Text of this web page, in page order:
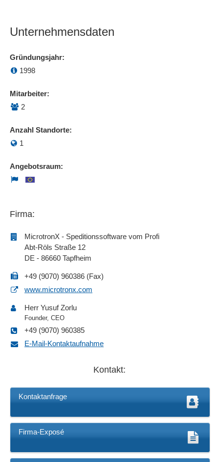
Unternehmensdaten
Gründungsjahr:
1998
Mitarbeiter:
2
Anzahl Standorte:
1
Angebotsraum:
Firma:
MicrotronX - Speditionssoftware vom Profi
Abt-Röls Straße 12
DE - 86660 Tapfheim
+49 (9070) 960386 (Fax)
www.microtronx.com
Herr Yusuf Zorlu
Founder, CEO
+49 (9070) 960385
E-Mail-Kontaktaufnahme
Kontakt:
Kontaktanfrage
Firma-Exposé